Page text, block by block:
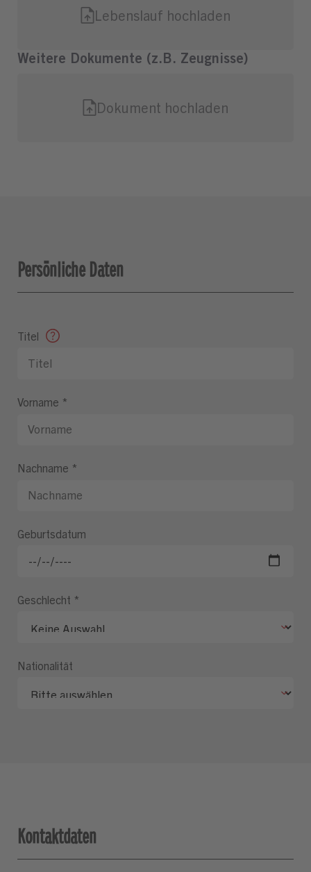
Persönliche Daten
Titel
Vorname *
Nachname *
Geburtsdatum
Geschlecht *
Nationalität
Kontaktdaten